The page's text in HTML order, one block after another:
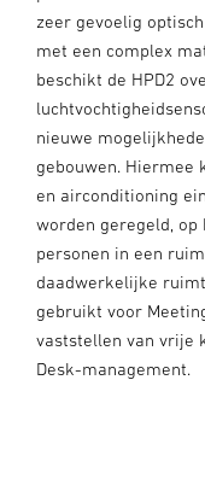
zeer gevoelig optisch
met een complex
beschikt de HPD2
nieuwe
gebouwen. Hiermee
en airconditioning
worden geregeld, op
personen in een
daadwerkelijke
gebruikt voor
vaststellen van vrije
Desk-management.